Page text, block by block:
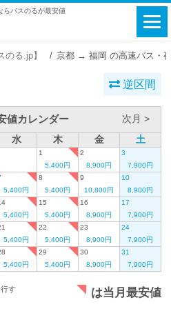
らバスのるが最安値
る.jp】 京都 → 福岡 の高速バス・
逆区間
値カレンダー
次月 >
水 木 金 土
1
5,400円
2
8,900円
3
7,900円
5,400円
8
5,400円
9
10,800円
10
8,900円
5,400円
15
5,400円
16
8,900円
17
7,900円
5,400円
22
5,400円
23
8,900円
24
7,900円
5,400円
29
5,400円
30
8,900円
31
7,900円
す
は当月最安値